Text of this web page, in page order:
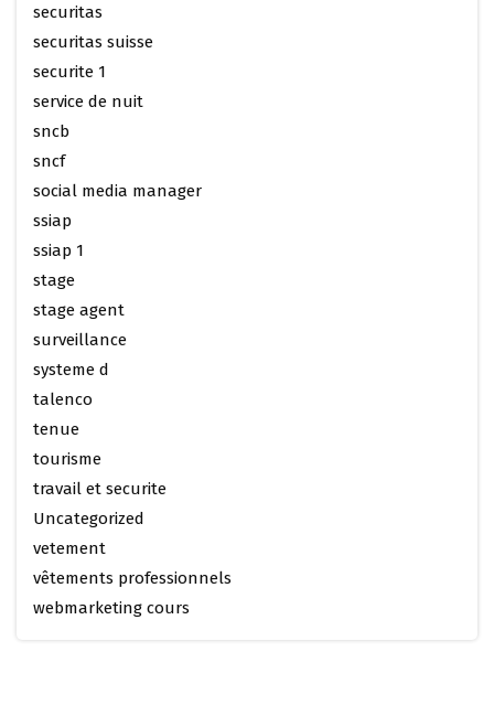
securitas
securitas suisse
securite 1
service de nuit
sncb
sncf
social media manager
ssiap
ssiap 1
stage
stage agent
surveillance
systeme d
talenco
tenue
tourisme
travail et securite
Uncategorized
vetement
vêtements professionnels
webmarketing cours